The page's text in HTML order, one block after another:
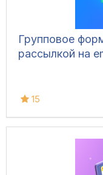
Групповое
рассылкой на
15